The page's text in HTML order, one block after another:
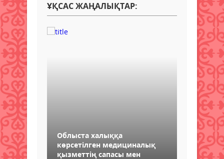
ҰҚСАС ЖАҢАЛЫҚТАР:
Облыста халыққа
көрсетілген медициналық
қызметтің сапасы мен